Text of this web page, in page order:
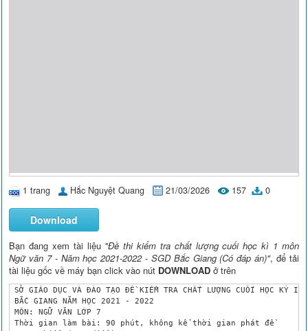
1 trang Hắc Nguyệt Quang 21/03/2026 157 0
Download
Bạn đang xem tài liệu "Đề thi kiểm tra chất lượng cuối học kì 1 môn
Ngữ văn 7 - Năm học 2021-2022 - SGD Bắc Giang (Có đáp án)", để tải
tài liệu gốc về máy bạn click vào nút DOWNLOAD ở trên
SỞ GIÁO DỤC VÀ ĐÀO TẠO ĐỀ KIỂM TRA CHẤT LƯỢNG CUỐI HỌC KỲ I
BẮC GIANG NĂM HỌC 2021 - 2022
MÔN: NGỮ VĂN LỚP 7
Thời gian làm bài: 90 phút, không kể thời gian phát đề